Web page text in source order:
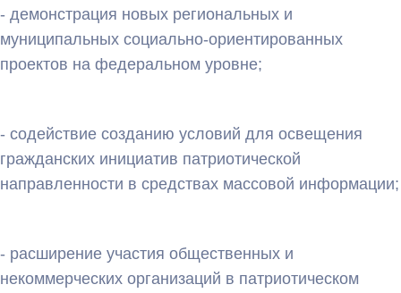
- демонстрация новых региональных и
муниципальных социально-ориентированных
проектов на федеральном уровне;
- содействие созданию условий для освещения
гражданских инициатив патриотической
направленности в средствах массовой информации;
- расширение участия общественных и
некоммерческих организаций в патриотическом